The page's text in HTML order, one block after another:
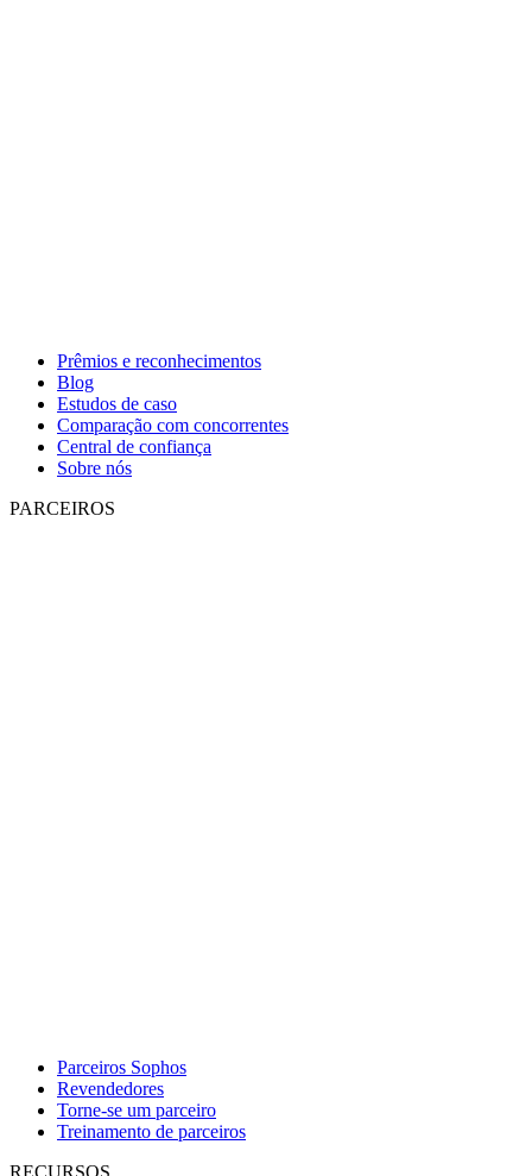
Prêmios e reconhecimentos
Blog
Estudos de caso
Comparação com concorrentes
Central de confiança
Sobre nós
PARCEIROS
Parceiros Sophos
Revendedores
Torne-se um parceiro
Treinamento de parceiros
RECURSOS